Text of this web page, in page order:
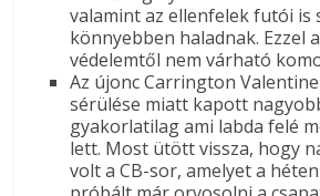
valamint az ellenfelek futói is
könnyebben haladnak. Ezzel
védelemtől nem várható
Az újonc Carrington
sérülése miatt kapott
gyakorlatilag ami labda felé
lett. Most ütött vissza, hogy
volt a CB-sor, amelyet a